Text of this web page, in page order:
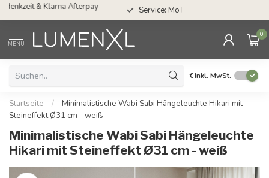
Service: Mo bis Fr von 08.30 bis 17.00 Uhr
MENU
0
€Inkl. MwSt.
Startseite /
Minimalistische Wabi Sabi Hängeleuchte Hikari mit
Steineffekt Ø31 cm - weiß
Minimalistische Wabi Sabi Hängeleuchte
Hikari mit Steineffekt Ø31 cm - weiß